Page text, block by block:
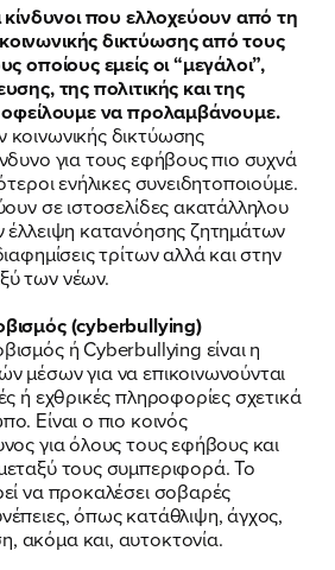
κίνδυνοι που ελλοχεύουν από τη
δικτύωσης από τους
οποίους εμείς οι “μεγάλοι”,
της πολιτικής και της
οφείλουμε να προλαμβάνουμε.
δικτύωσης
για τους εφήβους πιο συχνά
ενήλικες συνειδητοποιούμε.
σε ιστοσελίδες ακατάλληλου
έλλειψη κατανόησης ζητημάτων
τρίτων αλλά και στην
των νέων.
(cyberbullying)
ή Cyberbullying είναι η
μέσων για να επικοινωνούνται
ή εχθρικές πληροφορίες σχετικά
Είναι ο πιο κοινός
για όλους τους εφήβους και
τους συμπεριφορά. Το
να προκαλέσει σοβαρές
όπως κατάθλιψη, άγχος,
ακόμα και, αυτοκτονία.